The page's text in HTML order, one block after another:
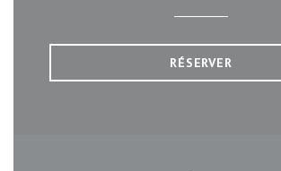
RÉSERVER